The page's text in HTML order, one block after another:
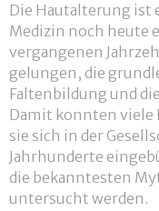
Die Hautalterung ist
Medizin noch heute
vergangenen
gelungen, die
Faltenbildung und
Damit konnten viele
sie sich in der
Jahrhunderte
die bekanntesten
untersucht werden.